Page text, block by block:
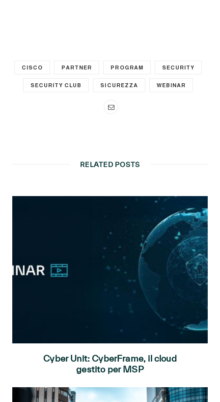
CISCO PARTNER PROGRAM SECURITY
SECURITY CLUB SICUREZZA WEBINAR
RELATED POSTS
Cyber Unit: CyberFrame, il cloud
gestito per MSP